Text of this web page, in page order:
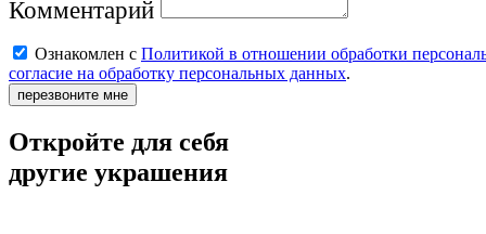
Комментарий
Ознакомлен с Политикой в отношении обработки
согласие на обработку персональных данных.
перезвоните мне
Откройте для себя
другие украшения